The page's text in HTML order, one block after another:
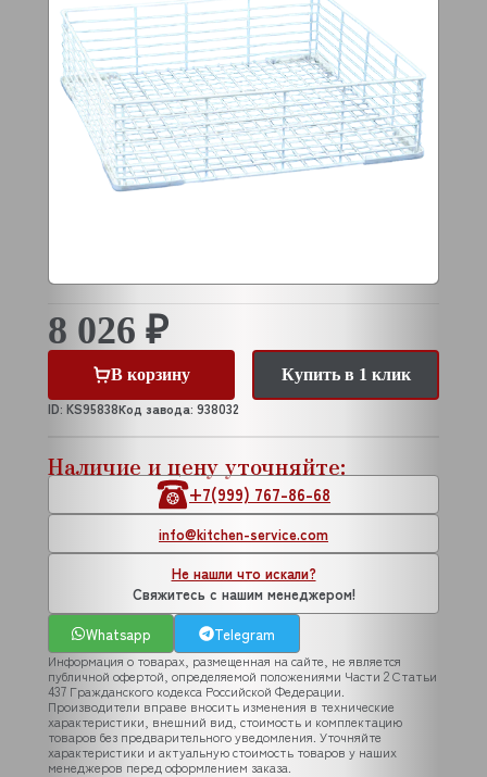
8 026 ₽
В корзину
Купить в 1 клик
ID: KS95838Код завода: 938032
Наличие и цену уточняйте:
+7(999) 767-86-68
info@kitchen-service.com
Не нашли что искали?
Свяжитесь с нашим менеджером!
Whatsapp
Telegram
Информация о товарах, размещенная на сайте, не является
публичной офертой, определяемой положениями Части 2 Статьи
437 Гражданского кодекса Российской Федерации.
Производители вправе вносить изменения в технические
характеристики, внешний вид, стоимость и комплектацию
товаров без предварительного уведомления. Уточняйте
характеристики и актуальную стоимость товаров у наших
менеджеров перед оформлением заказа.